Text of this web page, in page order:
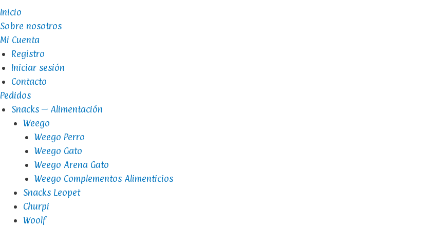
Inicio
Sobre nosotros
Mi Cuenta
Registro
Iniciar sesión
Contacto
Pedidos
Snacks – Alimentación
Weego
Weego Perro
Weego Gato
Weego Arena Gato
Weego Complementos Alimenticios
Snacks Leopet
Churpi
Woolf